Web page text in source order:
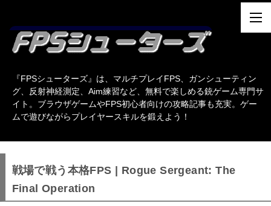
『FPSシューターズ』は、マルチプレイFPS、ガンシューティン
グ、反射神経測定、Aim練習など、無料で楽しめる銃ゲーム専門サ
イト。ブラウザゲームやFPS初心者向けの攻略記事も充実。ゲー
ムで遊びながらプレイヤースキルを鍛えよう！
戦場で戦う本格FPS | Rogue Sergeant: The
Final Operation